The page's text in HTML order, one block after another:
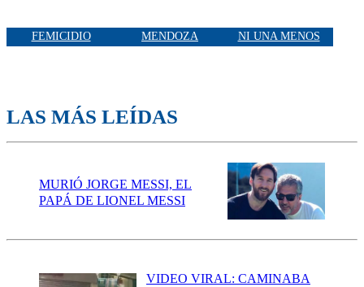
FEMICIDIO MENDOZA NI UNA MENOS
LAS MÁS LEÍDAS
MURIÓ JORGE MESSI, EL
PAPÁ DE LIONEL MESSI
VIDEO VIRAL: CAMINABA